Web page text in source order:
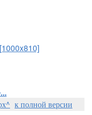
[1000x810]
к полной версии